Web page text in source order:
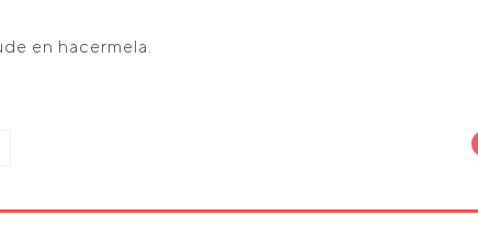
en hacermela.